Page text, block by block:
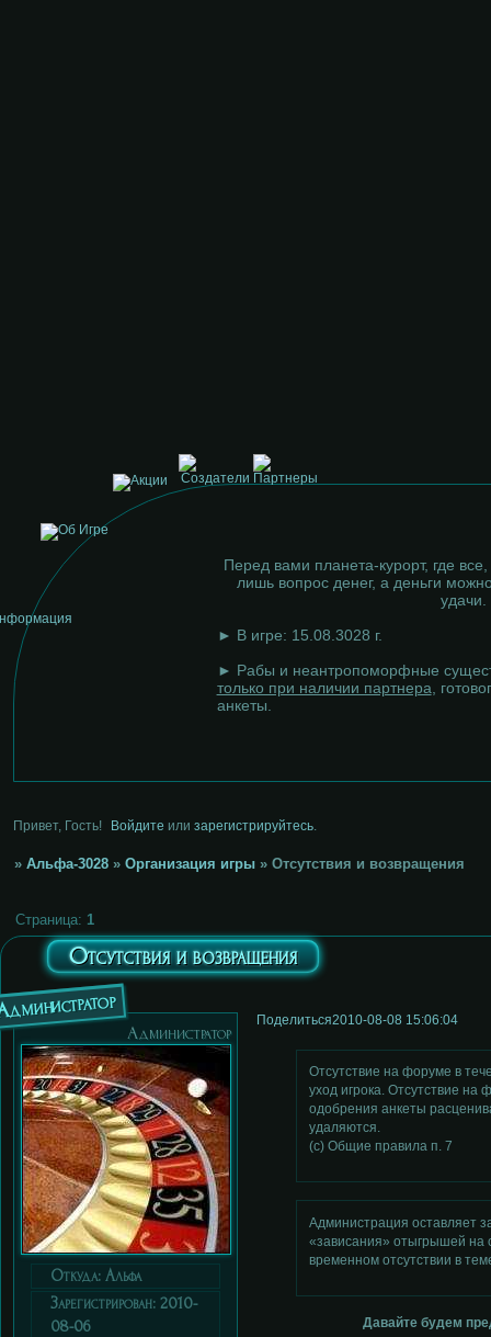
Перед вами планета-курорт, где
лишь вопрос денег, а деньги
удачи.
► В игре: 15.08.3028 г.
► Рабы и неантропоморфные
только при наличии партнера ,
анкеты.
Привет, Гость! Войдите илизарегистрируйтесь
» Альфа-3028 » Организация игры » Отсутствия и возвращения
Отсутствия и возвращения
Страница: 1
Поделиться2010-08-08 15:06:04
Администратор
Откуда: Альфа
Зарегистрирован: 2010-
08-06
Отсутствие на форуме в
уход игрока. Отсутствие на
одобрения анкеты
удаляются.
(с) Общие правила п. 7
Администрация оставляет
«зависания» отыгрышей на
временном отсутствии в
Давайте будем